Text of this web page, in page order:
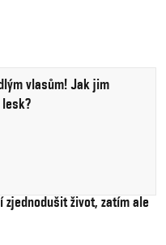
vlasům! Jak jim
zjednodušit život, zatím ale